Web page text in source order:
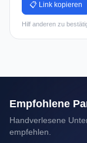
📋 Link kopieren
Hilf anderen zu
Empfohlene
Handverlesene
empfehlen.